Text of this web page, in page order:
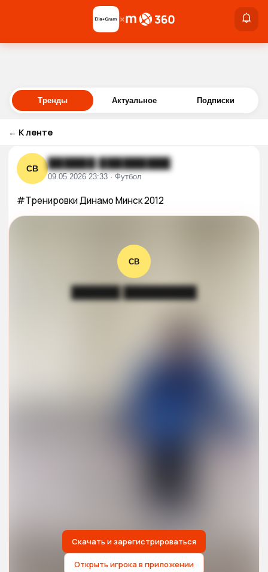
Войти
×
Тренды Актуальное Подписки
← К ленте
СВ ██████ █████████
09.05.2026 23:33 · Футбол
#Тренировки Динамо Минск 2012
СВ
██████ █████████
Скачать и зарегистрироваться
Открыть игрока в приложении